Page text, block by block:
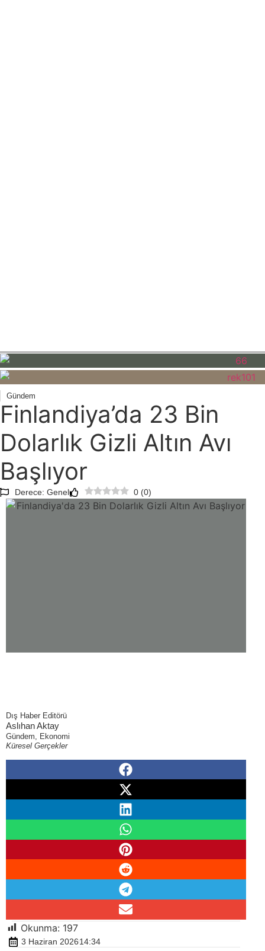
Gündem
Finlandiya’da 23 Bin
Dolarlık Gizli Altın Avı
Başlıyor
Derece: Genel 0 (0)
Dış Haber Editörü
Aslıhan Aktay
Gündem, Ekonomi
Küresel Gerçekler
Okunma: 197
3 Haziran 202614:34